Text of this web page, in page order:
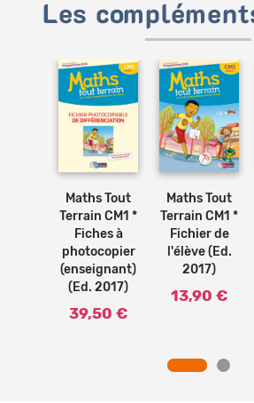
Les
Ajouter
au
Maths Tout
Terrain CM1 *
Fiches à
photocopier
(enseignant)
(Ed. 2017)
39,50 €
Ajouter
au
Maths Tout
Terrain CM1 *
Fichier de
l'élève (Ed.
2017)
13,90 €